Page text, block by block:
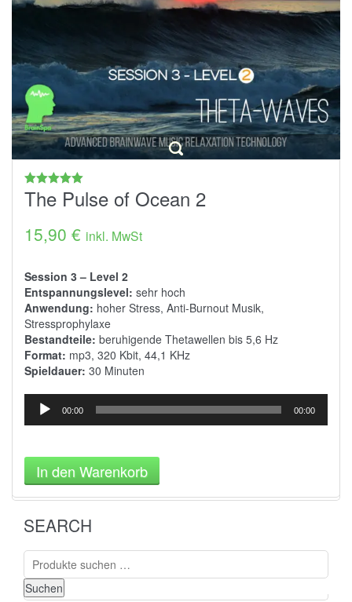
Bewertet
mit4.97
The Pulse of Ocean 2
15,90 € inkl. MwSt
Session 3 – Level 2
Entspannungslevel: sehr hoch
Anwendung: hoher Stress, Anti-Burnout Musik,
Stressprophylaxe
Bestandteile: beruhigende Thetawellen bis 5,6 Hz
Format: mp3, 320 Kbit, 44,1 KHz
Spieldauer: 30 Minuten
Audio-
Player
00:00 00:00
In den Warenkorb
SEARCH
Suchen
nach:
Suchen